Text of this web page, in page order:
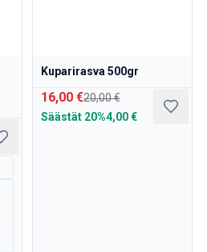
Kuparirasva 500gr
16,00 €20,00 €
Säästät 20%4,00 €